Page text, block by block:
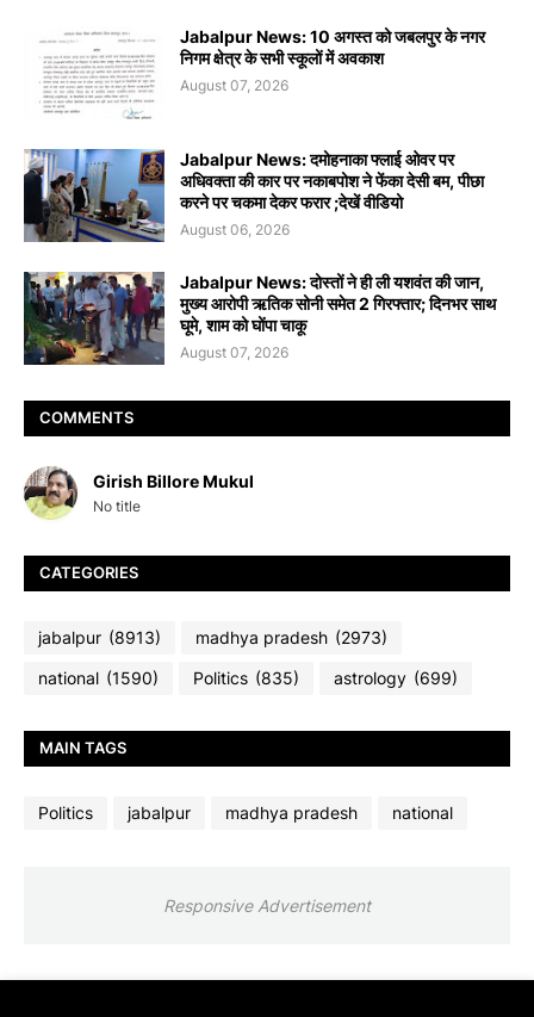
Jabalpur News: 10 अगस्त को जबलपुर के नगर
निगम क्षेत्र के सभी स्कूलों में अवकाश
August 07, 2026
Jabalpur News: दमोहनाका फ्लाई ओवर पर
अधिवक्ता की कार पर नकाबपोश ने फेंका देसी बम, पीछा
करने पर चकमा देकर फरार ;देखें वीडियो
August 06, 2026
Jabalpur News: दोस्तों ने ही ली यशवंत की जान,
मुख्य आरोपी ऋतिक सोनी समेत 2 गिरफ्तार; दिनभर साथ
घूमे, शाम को घोंपा चाकू
August 07, 2026
COMMENTS
Girish Billore Mukul
No title
CATEGORIES
jabalpur (8913) madhya pradesh (2973)
national (1590) Politics (835) astrology (699)
MAIN TAGS
Politics jabalpur madhya pradesh national
Responsive Advertisement